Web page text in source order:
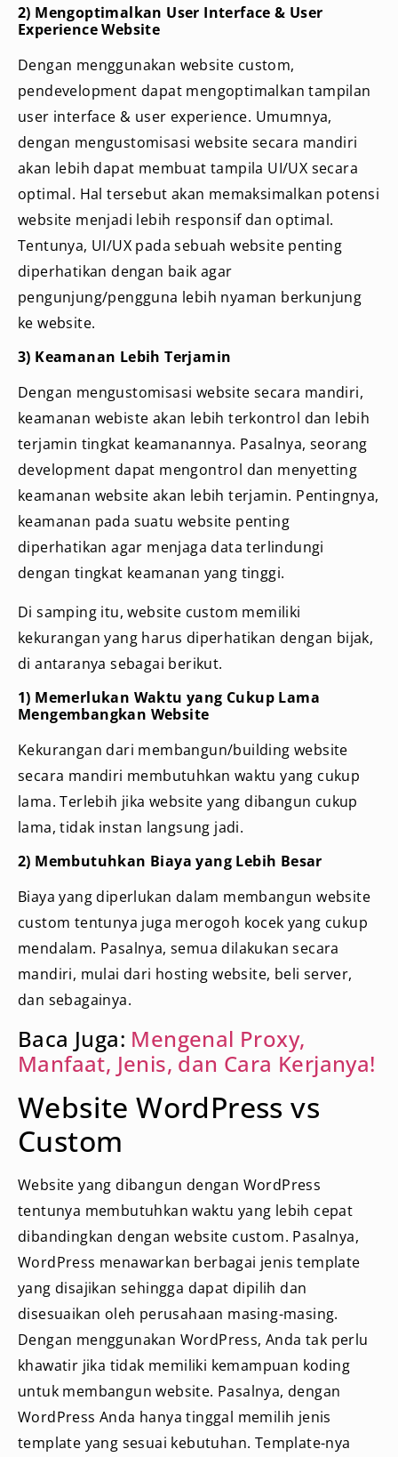
2) Mengoptimalkan User Interface & User
Experience Website
Dengan menggunakan website custom,
pendevelopment dapat mengoptimalkan tampilan
user interface & user experience. Umumnya,
dengan mengustomisasi website secara mandiri
akan lebih dapat membuat tampila UI/UX secara
optimal. Hal tersebut akan memaksimalkan potensi
website menjadi lebih responsif dan optimal.
Tentunya, UI/UX pada sebuah website penting
diperhatikan dengan baik agar
pengunjung/pengguna lebih nyaman berkunjung
ke website.
3) Keamanan Lebih Terjamin
Dengan mengustomisasi website secara mandiri,
keamanan webiste akan lebih terkontrol dan lebih
terjamin tingkat keamanannya. Pasalnya, seorang
development dapat mengontrol dan menyetting
keamanan website akan lebih terjamin. Pentingnya,
keamanan pada suatu website penting
diperhatikan agar menjaga data terlindungi
dengan tingkat keamanan yang tinggi.
Di samping itu, website custom memiliki
kekurangan yang harus diperhatikan dengan bijak,
di antaranya sebagai berikut.
1) Memerlukan Waktu yang Cukup Lama
Mengembangkan Website
Kekurangan dari membangun/building website
secara mandiri membutuhkan waktu yang cukup
lama. Terlebih jika website yang dibangun cukup
lama, tidak instan langsung jadi.
2) Membutuhkan Biaya yang Lebih Besar
Biaya yang diperlukan dalam membangun website
custom tentunya juga merogoh kocek yang cukup
mendalam. Pasalnya, semua dilakukan secara
mandiri, mulai dari hosting website, beli server,
dan sebagainya.
Baca Juga: Mengenal Proxy,
Manfaat, Jenis, dan Cara Kerjanya!
Website WordPress vs
Custom
Website yang dibangun dengan WordPress
tentunya membutuhkan waktu yang lebih cepat
dibandingkan dengan website custom. Pasalnya,
WordPress menawarkan berbagai jenis template
yang disajikan sehingga dapat dipilih dan
disesuaikan oleh perusahaan masing-masing.
Dengan menggunakan WordPress, Anda tak perlu
khawatir jika tidak memiliki kemampuan koding
untuk membangun website. Pasalnya, dengan
WordPress Anda hanya tinggal memilih jenis
template yang sesuai kebutuhan. Template-nya